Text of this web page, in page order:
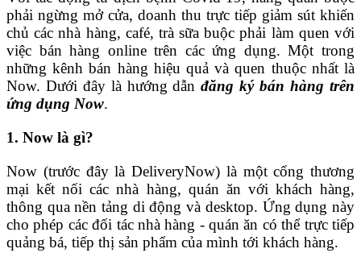
phải ngừng mở cửa, doanh thu trực tiếp giảm sút khiến
chủ các nhà hàng, café, trà sữa buộc phải làm quen với
việc bán hàng online trên các ứng dụng. Một trong
những kênh bán hàng hiệu quả và quen thuộc nhất là
Now. Dưới đây là hướng dẫnđăng ký bán hàng trên
ứng dụng Now.
1. Now là gì?
Now (trước đây là DeliveryNow) là một cổng thương
mại kết nối các nhà hàng, quán ăn với khách hàng,
thông qua nền tảng di động và desktop. Ứng dụng này
cho phép các đối tác nhà hàng - quán ăn có thể trực tiếp
quảng bá, tiếp thị sản phẩm của mình tới khách hàng.